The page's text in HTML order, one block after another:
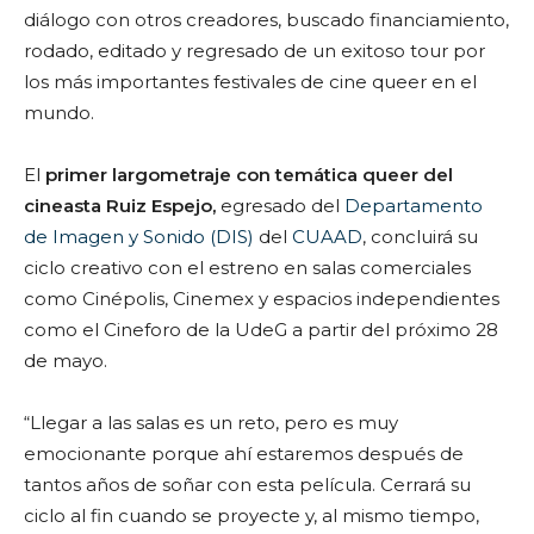
diálogo con otros creadores, buscado financiamiento,
rodado, editado y regresado de un exitoso tour por
los más importantes festivales de cine queer en el
mundo.
El primer largometraje con temática queer del
cineasta Ruiz Espejo, egresado del Departamento
de Imagen y Sonido (DIS) del CUAAD, concluirá su
ciclo creativo con el estreno en salas comerciales
como Cinépolis, Cinemex y espacios independientes
como el Cineforo de la UdeG a partir del próximo 28
de mayo.
“Llegar a las salas es un reto, pero es muy
emocionante porque ahí estaremos después de
tantos años de soñar con esta película. Cerrará su
ciclo al fin cuando se proyecte y, al mismo tiempo,